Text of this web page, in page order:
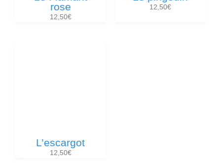
rose
12,50€
12,50€
L’escargot
12,50€